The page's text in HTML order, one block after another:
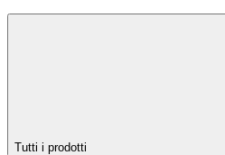
Tutti i prodotti